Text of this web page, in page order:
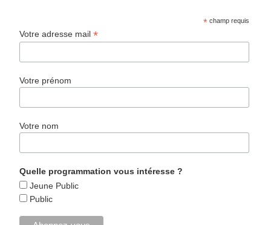
* champ requis
Votre adresse mail*
Votre prénom
Votre nom
Quelle programmation vous intéresse ?
Jeune Public
Public